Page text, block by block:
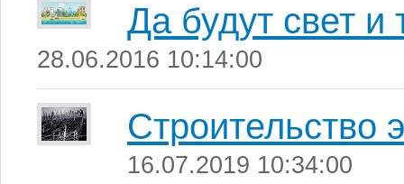
Да будут свет и
28.06.2016 10:14:00
Строительство
16.07.2019 10:34:00